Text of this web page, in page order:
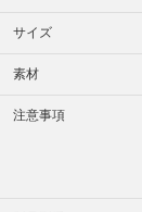
サイズ
素材
注意事項